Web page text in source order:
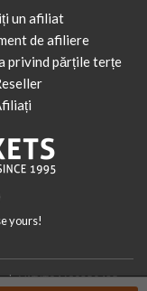
un afiliat
de afiliere
privind părțile terțe
yours!
- VAT IT04690350485 -